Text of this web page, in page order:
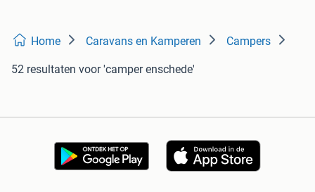
Home Caravans en Kamperen Campers
52 resultaten voor 'camper enschede'